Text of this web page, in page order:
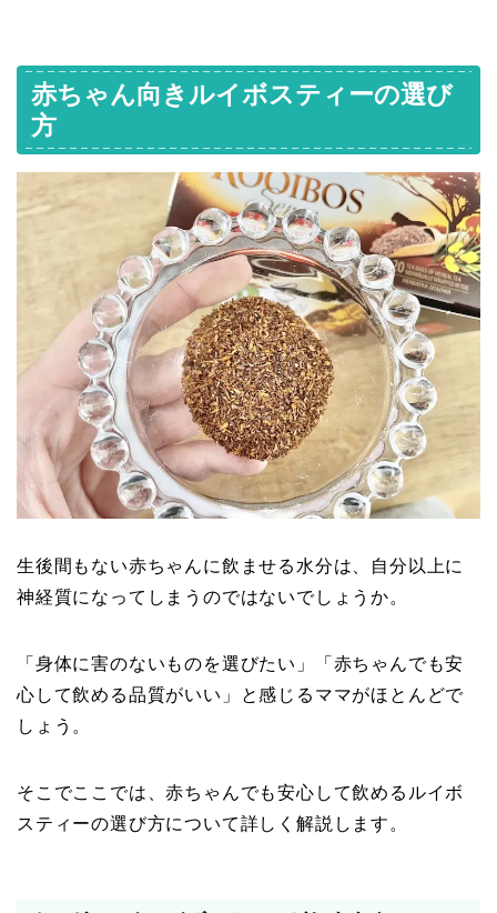
赤ちゃん向きルイボスティーの選び
方
生後間もない赤ちゃんに飲ませる水分は、自分以上に
神経質になってしまうのではないでしょうか。
「身体に害のないものを選びたい」「赤ちゃんでも安
心して飲める品質がいい」と感じるママがほとんどで
しょう。
そこでここでは、赤ちゃんでも安心して飲めるルイボ
スティーの選び方について詳しく解説します。